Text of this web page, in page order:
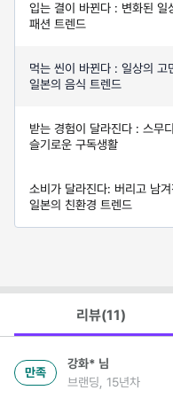
입는 결이 바뀐다 : 변화된 일
패션 트렌드
먹는 씬이 바뀐다 : 일상의 고
일본의 음식 트렌드
받는 경험이 달라진다 : 스무
슬기로운 구독생활
소비가 달라진다: 버리고 남
일본의 친환경 트렌드
리뷰(11)
만족
강화* 님
브랜딩, 15년차